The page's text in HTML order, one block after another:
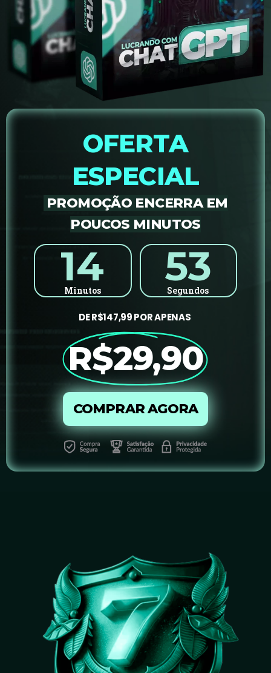
OFERTA
ESPECIAL
PROMOÇÃO ENCERRA EM
POUCOS MINUTOS
14
Minutos 50
Segundos
DE R$147,99 POR APENAS
R$29,90
COMPRAR AGORA